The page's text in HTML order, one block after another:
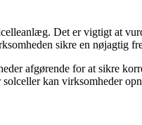
Det er vigtigt at
sikre en nøjagtig
afgørende for at sikre
kan virksomheder